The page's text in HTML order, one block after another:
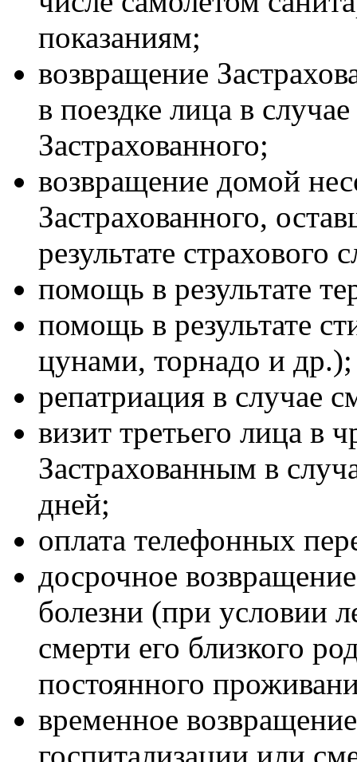
показаниям;
возвращение
в поездке лица в
Застрахованного;
возвращение домой
Застрахованного,
результате страхового
помощь в результате
помощь в результате
цунами, торнадо и др.);
репатриация в случае
визит третьего лица в
Застрахованным в
дней;
оплата телефонных
досрочное
болезни (при условии
смерти его близкого
постоянного
временное
госпитализации или